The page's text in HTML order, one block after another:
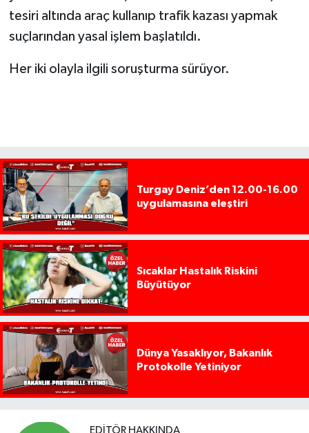
tesiri altında araç kullanıp trafik kazası yapmak
suçlarından yasal işlem başlatıldı.
Her iki olayla ilgili soruşturma sürüyor.
Turgay Deniz’den 12.00-16.00
uygulamasına eleştiri
Sıcaklar Hastalık Riskini
Büyütüyor
Dünya Yasaklıyor, Bakanlık
Protokolle Yetiniyor
EDITÖR HAKKINDA